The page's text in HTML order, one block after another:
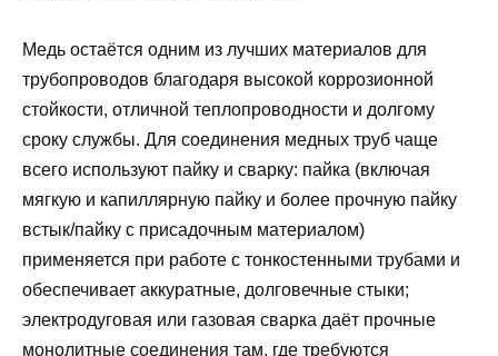
Медь остаётся одним из лучших материалов для
трубопроводов благодаря высокой коррозионной
стойкости, отличной теплопроводности и долгому
сроку службы. Для соединения медных труб чаще
всего используют пайку и сварку: пайка (включая
мягкую и капиллярную пайку и более прочную пайку
встык/пайку с присадочным материалом)
применяется при работе с тонкостенными трубами и
обеспечивает аккуратные, долговечные стыки;
электродуговая или газовая сварка даёт прочные
монолитные соединения там, где требуются